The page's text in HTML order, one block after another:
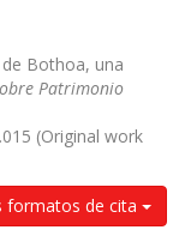
de Bothoa, una
Patrimonio
(Original work
formatos de cita